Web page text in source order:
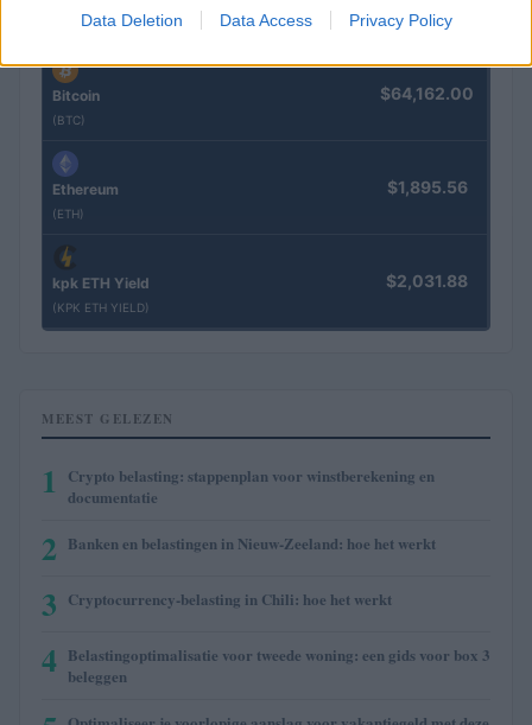
Data Deletion Data Access Privacy Policy
(KPK ETH PRIME)
Bitcoin
(BTC)
$64,162.00
Ethereum
(ETH)
$1,895.56
kpk ETH Yield
(KPK ETH YIELD)
$2,031.88
MEEST GELEZEN
1
Crypto belasting: stappenplan voor winstberekening en
documentatie
2 Banken en belastingen in Nieuw-Zeeland: hoe het werkt
3 Cryptocurrency-belasting in Chili: hoe het werkt
4 Belastingoptimalisatie voor tweede woning: een gids voor box 3
beleggen